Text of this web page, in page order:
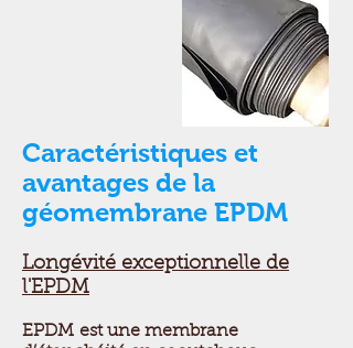
Caractéristiques et
avantages de la
géomembrane EPDM
Longévité exceptionnelle de
l'EPDM
EPDM est une membrane